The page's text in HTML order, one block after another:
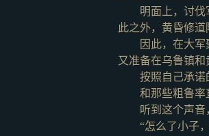
明面上，讨
此之外，黄昏修道
因此，在大
又准备在乌鲁镇和
按照自己承诺
和那些粗鲁率
听到这个声音
“怎么了小子